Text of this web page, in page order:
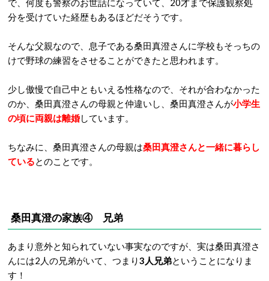
で、何度も警察のお世話になっていて、20才まで保護観察処
分を受けていた経歴もあるほどだそうです。
そんな父親なので、息子である桑田真澄さんに学校もそっちの
けで野球の練習をさせることができたと思われます。
少し傲慢で自己中ともいえる性格なので、それが合わなかった
のか、桑田真澄さんの母親と仲違いし、桑田真澄さんが小学生
の頃に両親は離婚しています。
ちなみに、桑田真澄さんの母親は桑田真澄さんと一緒に暮らし
ているとのことです。
桑田真澄の家族④ 兄弟
あまり意外と知られていない事実なのですが、実は桑田真澄さ
んには2人の兄弟がいて、つまり3人兄弟ということになりま
す！